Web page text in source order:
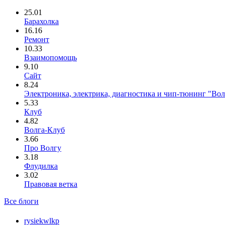
25.01
Барахолка
16.16
Ремонт
10.33
Взаимопомощь
9.10
Сайт
8.24
Электроника, электрика, диагностика и чип-тюнинг
5.33
Клуб
4.82
Волга-Клуб
3.66
Про Волгу
3.18
Флудилка
3.02
Правовая ветка
Все блоги
rysiekwlkp